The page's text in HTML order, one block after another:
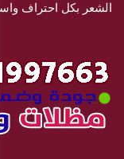
الشعر بكل احتراف